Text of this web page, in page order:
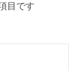
目です